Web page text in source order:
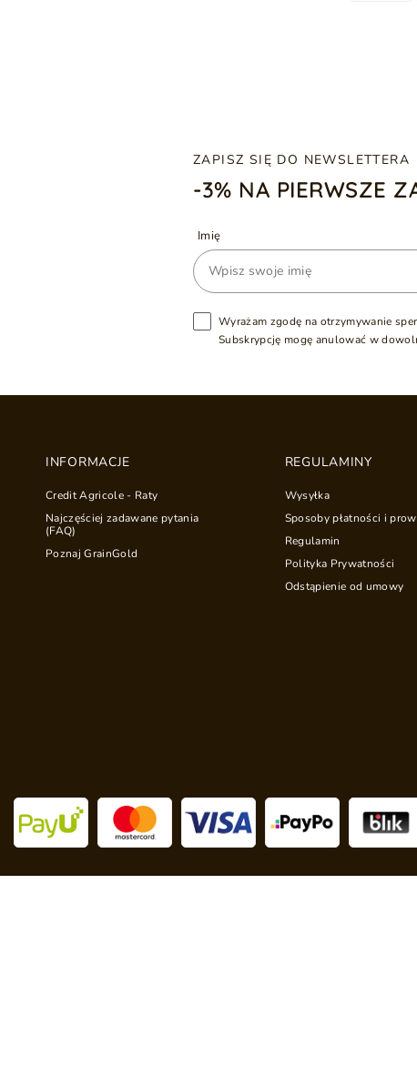
ZAPISZ SIĘ DO NEWSLETTERA
-3% NA PIERWSZE
Imię
Wyrażam zgodę na otrzymywanie
Subskrypcję mogę anulować w
INFORMACJE
Credit Agricole - Raty
Najczęściej zadawane pytania
(FAQ)
Poznaj GrainGold
REGULAMINY
Wysyłka
Sposoby płatności i
Regulamin
Polityka Prywatności
Odstąpienie od umowy